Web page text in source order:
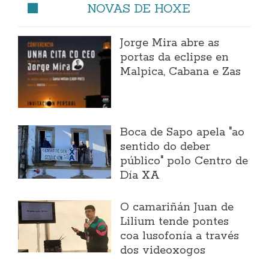
NOVAS DE HOXE
Jorge Mira abre as
portas da eclipse en
Malpica, Cabana e Zas
Boca de Sapo apela "ao
sentido do deber
público" polo Centro de
Día XA
O camariñán Juan de
Lilium tende pontes
coa lusofonía a través
dos videoxogos